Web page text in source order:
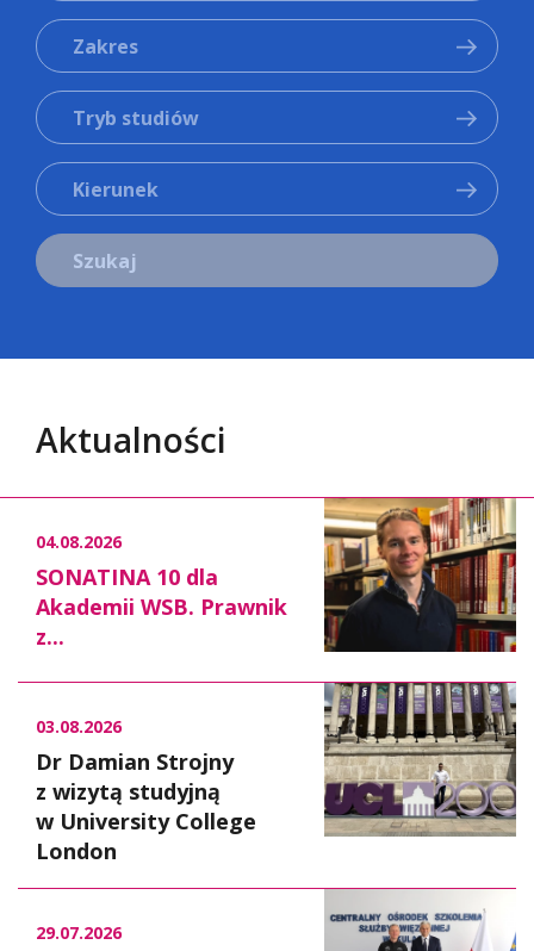
Zakres
Tryb studiów
Kierunek
Szukaj
Aktualności
04.08.2026
SONATINA 10 dla
Akademii WSB. Prawnik
z...
03.08.2026
Dr Damian Strojny
z wizytą studyjną
w University College
London
29.07.2026